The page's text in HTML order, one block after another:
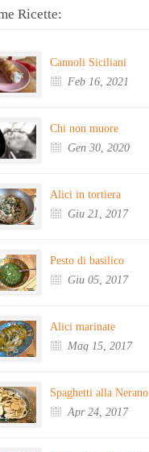
Ricette:
Cannoli Siciliani
Feb 16, 2021
Chi non muore
Gen 30, 2020
Alici in tortiera
Giu 21, 2017
Pesto di basilico
Giu 05, 2017
Alici marinate
Mag 15, 2017
Spaghetti alla Nerano
Apr 24, 2017